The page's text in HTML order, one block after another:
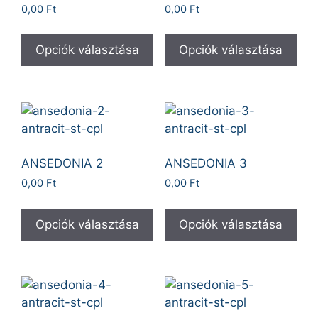
0,00 Ft
Opciók választása
0,00 Ft
Opciók választása
ANSEDONIA 2
0,00 Ft
Opciók választása
ANSEDONIA 3
0,00 Ft
Opciók választása